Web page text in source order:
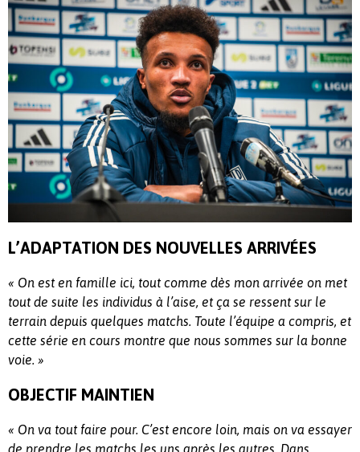
L’ADAPTATION DES NOUVELLES ARRIVÉES
« On est en famille ici, tout comme dès mon arrivée on met
tout de suite les individus à l’aise, et ça se ressent sur le
terrain depuis quelques matchs. Toute l’équipe a compris, et
cette série en cours montre que nous sommes sur la bonne
voie. »
OBJECTIF MAINTIEN
« On va tout faire pour. C’est encore loin, mais on va essayer
de prendre les matchs les uns après les autres. Dans